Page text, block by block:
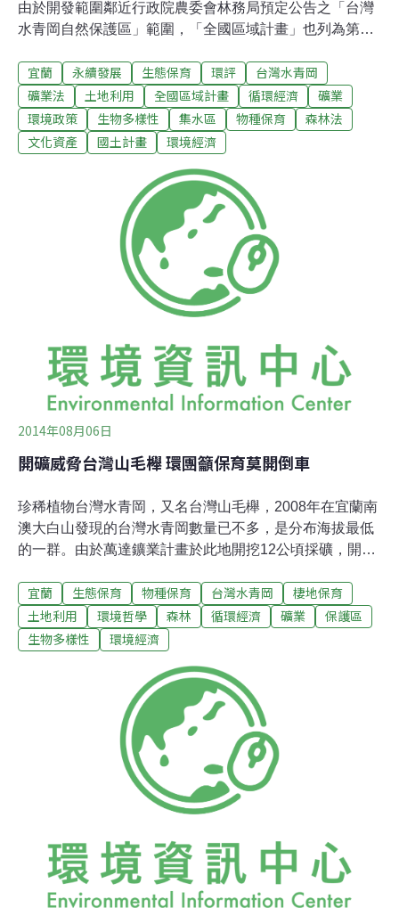
由於開發範圍鄰近行政院農委會林務局預定公告之「台灣
水青岡自然保護區」範圍，「全國區域計畫」也列為第1
列7項理由明確表達反對意見，再加上所提供資訊不足以
判斷是否衝擊到保育類或珍貴稀有動植物，專案小組建議
進行第二階段環境影響評估。全案將進入環保署大會最後
確認。8公頃礦場分10區開採 年產36萬噸繼8月6日環評專
案小組第2次審查，環委依「開發行為環境影響評估作業
準則」第5條，要求開發單位3個月內取得主管機關同意後
再審。萬達鑛業今取得農委會林務局、經濟部礦務局函覆
同意文，再戰專案小組審查。本案位於宜蘭縣南澳鄉大白
山以西，屬於南澳事業區第20林班地，為既有礦場之延
續。計畫申請總面積：12公頃，礦場面積8.63公頃，採露
天階段開採法，因林務局一次租用礦場面積不得超過2公
頃，因此劃分為10區進行開採，每
宜蘭 永續發展 生態保育 環評
台灣水青岡
礦業法
土地利用 全國區域計畫 循環經濟
礦業
環境政策
生物多樣性 集水區 物種保育
森林法
文化資產
國土計畫 環境經濟
2014年08月06日
開礦威脅台灣山毛櫸 環團籲保育莫開倒車
珍稀植物台灣水青岡，又名台灣山毛櫸，2008年在宜蘭南
澳大白山發現的台灣水青岡數量已不多，是分布海拔最低
的一群。由於萬達鑛業計畫於此地開挖12公頃採礦，開挖
育團體也發現，開礦地點影響山毛櫸族群地下水源，恐加
劇山毛櫸生存危機。在國際力倡保育山毛櫸之際，台灣卻
猛開保育倒車。國家沒錢保護山毛櫸？台灣珍稀植物水青
岡，屬冰河孑遺物種，因氣候暖化，多數已逼上稜線，幾
乎無退路。IUCN列為易受害等級，必須積極保育。多國也
都設立保護區保育水青岡，台灣則已依據《文化資產保存
法》，將台灣水青岡（Fagus hayatae）以珍稀植物列為
「自然紀念物」，另依據「文化資產保存法」劃設插天山
自然保留區。只是保育研究總趕不上土地開發，宜蘭南澳
大白山開礦歷史約20多年，潤泰水泥公司蘭崁石礦、台塑
公司宜興石礦、宜大石礦及偉揚石礦等財團，就盤據其
宜蘭 生態保育 物種保育 台灣水青岡
棲地保育
土地利用
環境哲學 森林 循環經濟 礦業
保護區
生物多樣性
環境經濟